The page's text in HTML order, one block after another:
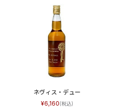
ネヴィス・デュー
6,160